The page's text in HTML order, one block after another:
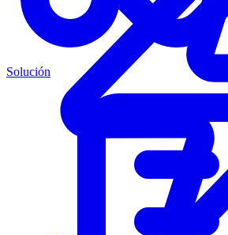
Solución